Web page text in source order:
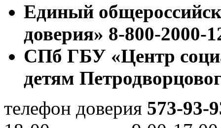
Единый
доверия» 8-800-2000-
СПб ГБУ «Центр
детям
телефон доверия 573-93-